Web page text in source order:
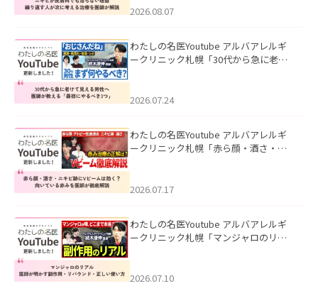
ました。
2026.08.07
わたしの名医Youtube アルバアレルギ
ークリニック札幌「30代から急に老け
た。
2026.07.24
わたしの名医Youtube アルバアレルギ
ークリニック札幌「赤ら顔・酒さ・ニ
した。
2026.07.17
わたしの名医Youtube アルバアレルギ
ークリニック札幌「マンジャロのリア
た。
2026.07.10